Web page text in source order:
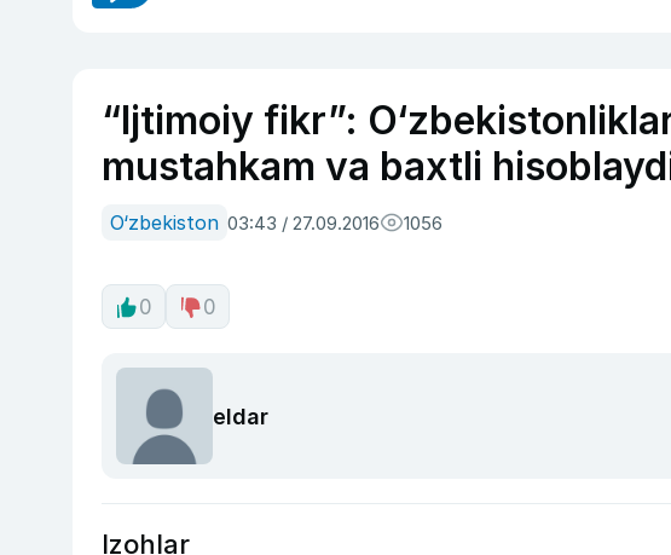
“Ijtimoiy fikr”:
mustahkam va baxtli
O‘zbekiston 03:43 / 27.09.2016 1056
0 0
eldar
Izohlar